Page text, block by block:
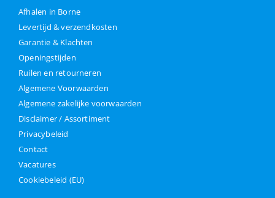
Afhalen in Borne
Levertijd & verzendkosten
Garantie & Klachten
Openingstijden
Ruilen en retourneren
Algemene Voorwaarden
Algemene zakelijke voorwaarden
Disclaimer / Assortiment
Privacybeleid
Contact
Vacatures
Cookiebeleid (EU)